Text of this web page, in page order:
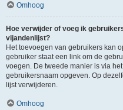
Omhoog
Hoe verwijder of voeg ik
vijandenlijst?
Het toevoegen van gebruikers kan
gebruiker staat een link om de
voegen. De tweede manier is via
gebruikersnaam opgeven. Op
lijst verwijderen.
Omhoog